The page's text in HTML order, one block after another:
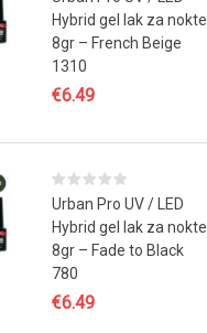
Hybrid gel lak za nokte
8gr – French Beige
1310
€6.49
Urban Pro UV / LED
Hybrid gel lak za nokte
8gr – Fade to Black
780
€6.49